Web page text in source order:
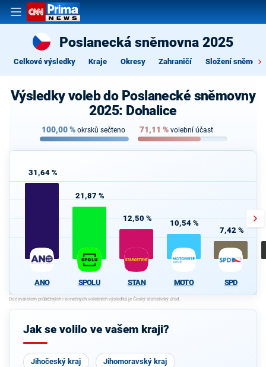
Poslanecká sněmovna 2025
Celkové výsledky Kraje Okresy Zahraničí Složení
Výsledky voleb do Poslanecké sněmovny
2025: Dohalice
100,00% okrsků sečteno 71,11 % volební účast
31,64 %
ANO
21,87 %
SPOLU
12,50 %
STAN
10,54 %
MOTO
7,42 %
SPD
Jak se volilo ve vašem kraji?
Jihočeský kraj Jihomoravský kraj